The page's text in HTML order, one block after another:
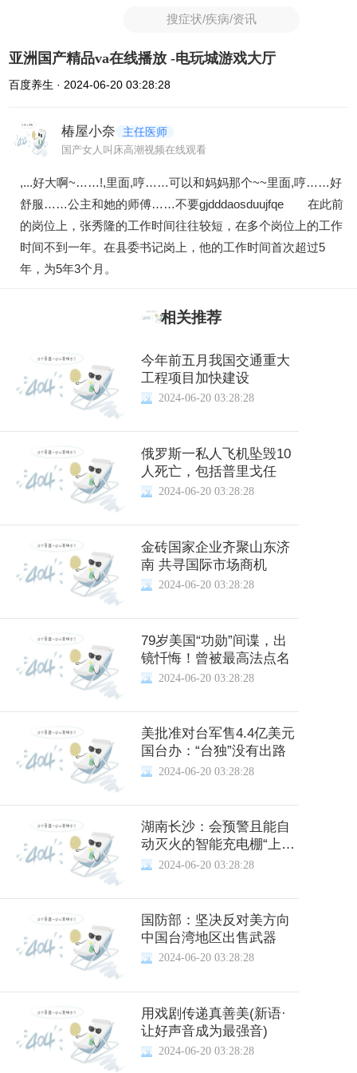
搜症状/疾病/资讯
亚洲国产精品va在线播放 -电玩城游戏大厅
百度养生 · 2024-06-20 03:28:28
椿屋小奈 主任医师
国产女人叫床高潮视频在线观看
,...好大啊~……!,里面,哼……可以和妈妈那个~~里面,哼……好
舒服……公主和她的师傅……不要gjdddaosduujfqe 在此前
的岗位上，张秀隆的工作时间往往较短，在多个岗位上的工作
时间不到一年。在县委书记岗上，他的工作时间首次超过5
年，为5年3个月。
相关推荐
今年前五月我国交通重大
工程项目加快建设
2024-06-20 03:28:28
俄罗斯一私人飞机坠毁10
人死亡，包括普里戈任
2024-06-20 03:28:28
金砖国家企业齐聚山东济
南 共寻国际市场商机
2024-06-20 03:28:28
79岁美国“功勋”间谍，出
镜忏悔！曾被最高法点名
2024-06-20 03:28:28
美批准对台军售4.4亿美元
国台办：“台独”没有出路
2024-06-20 03:28:28
湖南长沙：会预警且能自
动灭火的智能充电棚“上
岗” 2024-06-20 03:28:28
国防部：坚决反对美方向
中国台湾地区出售武器
2024-06-20 03:28:28
用戏剧传递真善美(新语·
让好声音成为最强音)
2024-06-20 03:28:28